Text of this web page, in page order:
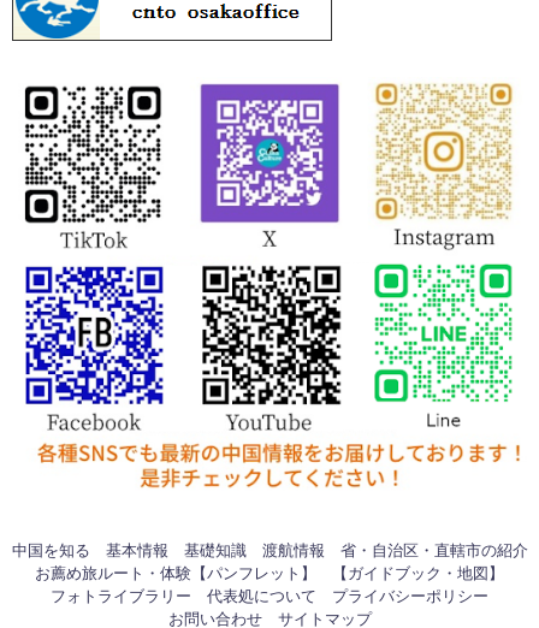
中国を知る 基本情報 基礎知識 渡航情報
省・自治区・直轄市の紹介
お薦め旅ルート・体験【パンフレット】
【ガイドブック・地図】
フォトライブラリー
代表処について
プライバシーポリシー
お問い合わせ
サイトマップ